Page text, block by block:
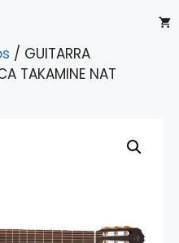
/ GUITARRA
TAKAMINE NAT